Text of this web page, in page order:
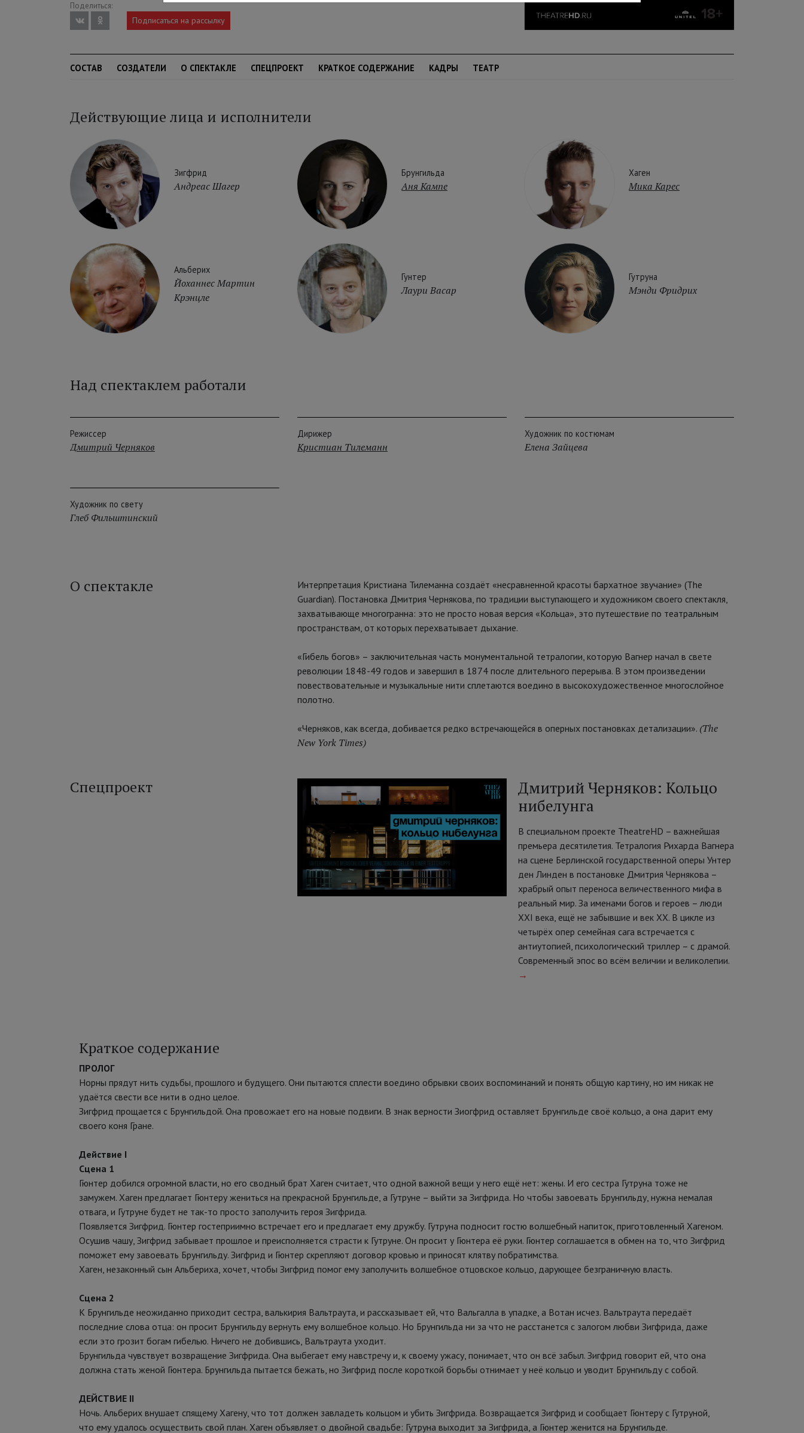
Поделиться:
Подписаться на рассылку
СОСТАВ СОЗДАТЕЛИ О СПЕКТАКЛЕ СПЕЦПРОЕКТ КРАТКОЕ СОДЕРЖАНИЕ КАДРЫ ТЕАТР
Действующие лица и исполнители
Зигфрид
Андреас Шагер
Брунгильда
Аня Кампе
Хаген
Мика Карес
Альберих
Йоханнес Мартин
Крэнцле
Гунтер
Лаури Васар
Гутруна
Мэнди Фридрих
Над спектаклем работали
Режиссер
Дмитрий Черняков
Дирижер
Кристиан Тилеманн
Художник по костюмам
Елена Зайцева
Художник по свету
Глеб Фильштинский
О спектакле
Интерпретация Кристиана Тилеманна создаёт «несравненной красоты бархатное звучание» (The
Guardian). Постановка Дмитрия Чернякова, по традиции выступающего и художником своего спектакля,
захватывающе многогранна: это не просто новая версия «Кольца», это путешествие по театральным
пространствам, от которых перехватывает дыхание.
«Гибель богов» – заключительная часть монументальной тетралогии, которую Вагнер начал в свете
революции 1848-49 годов и завершил в 1874 после длительного перерыва. В этом произведении
повествовательные и музыкальные нити сплетаются воедино в высокохудожественное многослойное
полотно.
«Черняков, как всегда, добивается редко встречающейся в оперных постановках детализации». (The
New York Times)
Спецпроект
Дмитрий Черняков: Кольцо
нибелунга
В специальном проекте TheatreHD – важнейшая
премьера десятилетия. Тетралогия Рихарда Вагнера
на сцене Берлинской государственной оперы Унтер
ден Линден в постановке Дмитрия Чернякова –
храбрый опыт переноса величественного мифа в
реальный мир. За именами богов и героев – люди
ХХI века, ещё не забывшие и век ХХ. В цикле из
четырёх опер семейная сага встречается с
антиутопией, психологический триллер – с драмой.
Современный эпос во всём величии и великолепии.
→
Краткое содержание
ПРОЛОГ
Норны прядут нить судьбы, прошлого и будущего. Они пытаются сплести воедино обрывки своих воспоминаний и понять общую картину, но им никак не
удаётся свести все нити в одно целое.
Зигфрид прощается с Брунгильдой. Она провожает его на новые подвиги. В знак верности Зиогфрид оставляет Брунгильде своё кольцо, а она дарит ему
своего коня Гране.
Действие I
Сцена 1
Гюнтер добился огромной власти, но его сводный брат Хаген считает, что одной важной вещи у него ещё нет: жены. И его сестра Гутруна тоже не
замужем. Хаген предлагает Гюнтеру жениться на прекрасной Брунгильде, а Гутруне – выйти за Зигфрида. Но чтобы завоевать Брунгильду, нужна немалая
отвага, и Гутруне будет не так-то просто заполучить героя Зигфрида.
Появляется Зигфрид. Гюнтер гостеприимно встречает его и предлагает ему дружбу. Гутруна подносит гостю волшебный напиток, приготовленный Хагеном.
Осушив чашу, Зигфрид забывает прошлое и преисполняется страсти к Гутруне. Он просит у Гюнтера её руки. Гюнтер соглашается в обмен на то, что Зигфрид
поможет ему завоевать Брунгильду. Зигфрид и Гюнтер скрепляют договор кровью и приносят клятву побратимства.
Хаген, незаконный сын Альбериха, хочет, чтобы Зигфрид помог ему заполучить волшебное отцовское кольцо, дарующее безграничную власть.
Сцена 2
К Брунгильде неожиданно приходит сестра, валькирия Вальтраута, и рассказывает ей, что Вальгалла в упадке, а Вотан исчез. Вальтраута передаёт
последние слова отца: он просит Брунгильду вернуть ему волшебное кольцо. Но Брунгильда ни за что не расстанется с залогом любви Зигфрида, даже
если это грозит богам гибелью. Ничего не добившись, Вальтраута уходит.
Брунгильда чувствует возвращение Зигфрида. Она выбегает ему навстречу и, к своему ужасу, понимает, что он всё забыл. Зигфрид говорит ей, что она
должна стать женой Гюнтера. Брунгильда пытается бежать, но Зигфрид после короткой борьбы отнимает у неё кольцо и уводит Брунгильду с собой.
ДЕЙСТВИЕ II
Ночь. Альберих внушает спящему Хагену, что тот должен завладеть кольцом и убить Зигфрида. Возвращается Зигфрид и сообщает Гюнтеру с Гутруной,
что ему удалось осуществить свой план. Хаген объявляет о двойной свадьбе: Гутруна выходит за Зигфрида, а Гюнтер женится на Брунгильде.